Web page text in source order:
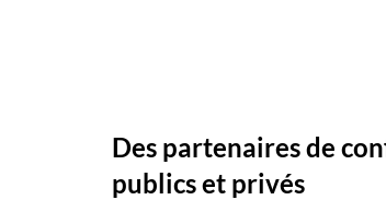
Des partenaires de
publics et privés